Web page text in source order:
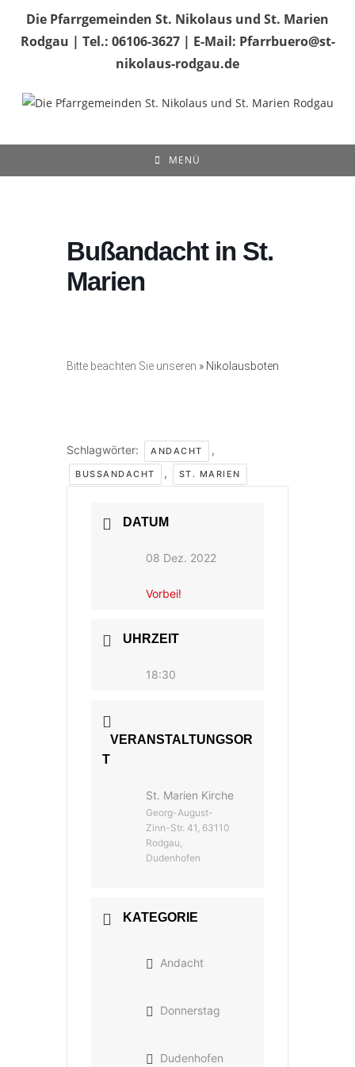
Inhalt
springen
Die Pfarrgemeinden St. Nikolaus und St. Marien
Rodgau | Tel.: 06106-3627 | E-Mail: Pfarrbuero@st-
nikolaus-rodgau.de
MENÜ
Bußandacht in St.
Marien
Bitte beachten Sie unseren » Nikolausboten
Schlagwörter: ANDACHT ,
BUSSANDACHT , ST. MARIEN
DATUM
08 Dez. 2022
Vorbei!
UHRZEIT
18:30
VERANSTALTUNGSOR
T
St. Marien Kirche
Georg-August-
Zinn-Str. 41, 63110
Rodgau,
Dudenhofen
KATEGORIE
Andacht
Donnerstag
Dudenhofen